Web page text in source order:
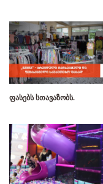
ფასებს სთავაზობს.